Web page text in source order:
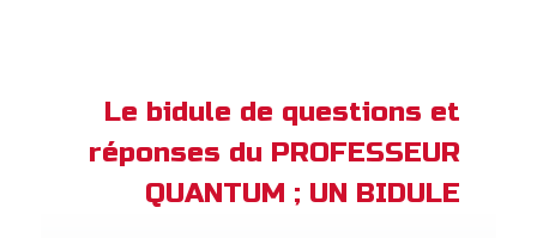
Le bidule de questions et
réponses du PROFESSEUR
QUANTUM ; UN BIDULE